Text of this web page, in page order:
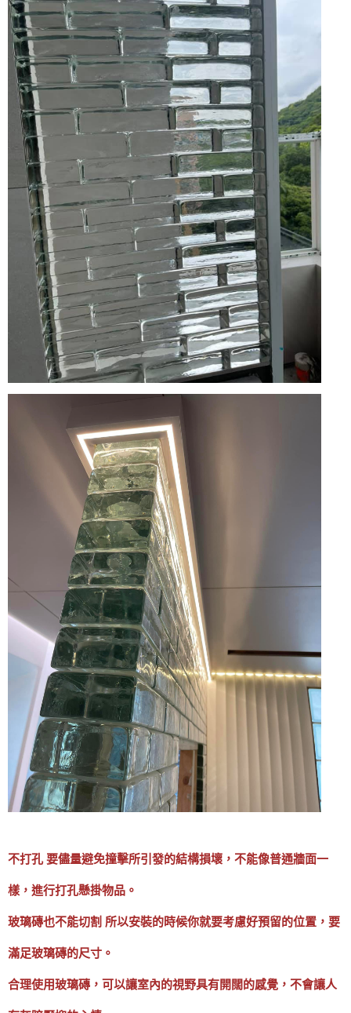
不打孔 要儘量避免撞擊所引發的結構損壞，不能像普通牆面一
樣，進行打孔懸掛物品。
玻璃磚也不能切割 所以安裝的時候你就要考慮好預留的位置，要
滿足玻璃磚的尺寸。
合理使用玻璃磚，可以讓室內的視野具有開闊的感覺，不會讓人